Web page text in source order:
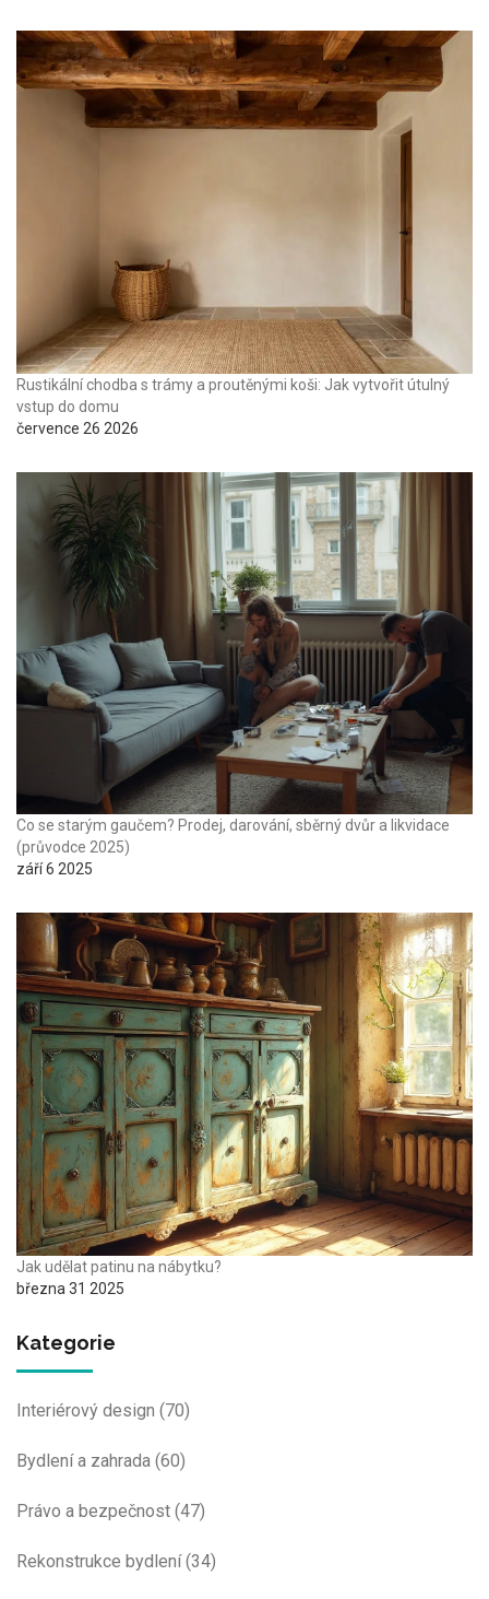
Rustikální chodba s trámy a proutěnými koši: Jak vytvořit útulný
vstup do domu
července 26 2026
Co se starým gaučem? Prodej, darování, sběrný dvůr a likvidace
(průvodce 2025)
září 6 2025
Jak udělat patinu na nábytku?
března 31 2025
Kategorie
Interiérový design (70)
Bydlení a zahrada (60)
Právo a bezpečnost (47)
Rekonstrukce bydlení(34)